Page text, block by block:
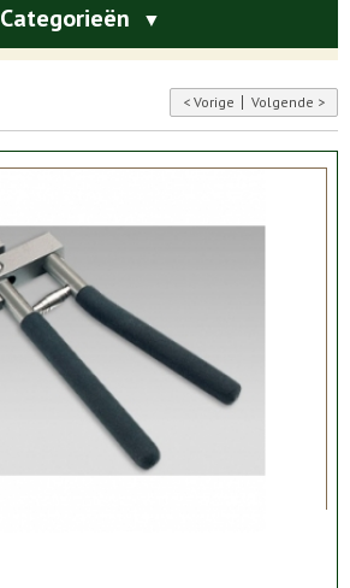
Categorieën ▼
Vorige Volgende